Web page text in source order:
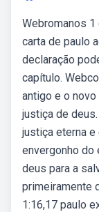
Webromanos 1
carta de paulo
declaração
capítulo.
antigo e o
justiça de
justiça eterna
envergonho do
deus para a
primeiramente
1:16,17 paulo